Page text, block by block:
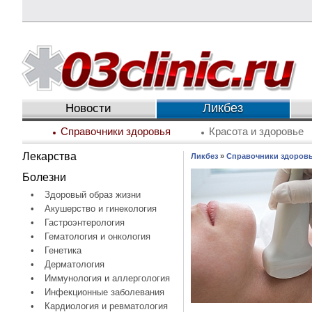
Новости Ликбез
Справочники здоровья Красота и здоровье
Лекарства
Болезни
•
Здоровый образ жизни
•
Акушерство и гинекология
•
Гастроэнтерология
•
Гематология и онкология
•
Генетика
•
Дерматология
•
Иммунология и аллергология
•
Инфекционные заболевания
•
Кардиология и ревматология
Ликбез» Справочники